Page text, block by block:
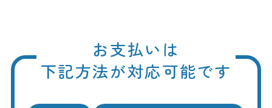
お支払いは
下記方法が対応可能です